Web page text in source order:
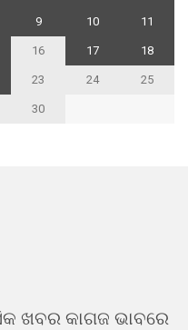
9 10 11
16 17 18
23 24 25
30
ଖବର କାଗଜ ଭାବରେ